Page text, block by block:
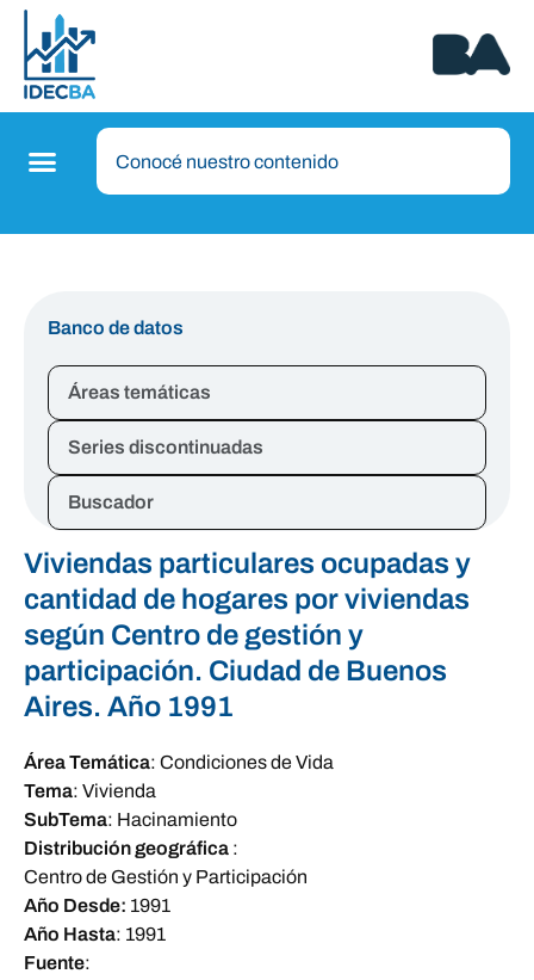
Banco de datos
Áreas temáticas
Series discontinuadas
Buscador
Viviendas particulares ocupadas y
cantidad de hogares por viviendas
según Centro de gestión y
participación. Ciudad de Buenos
Aires. Año 1991
Área Temática: Condiciones de Vida
Tema: Vivienda
SubTema: Hacinamiento
Distribución geográfica :
Centro de Gestión y Participación
Año Desde: 1991
Año Hasta: 1991
Fuente: